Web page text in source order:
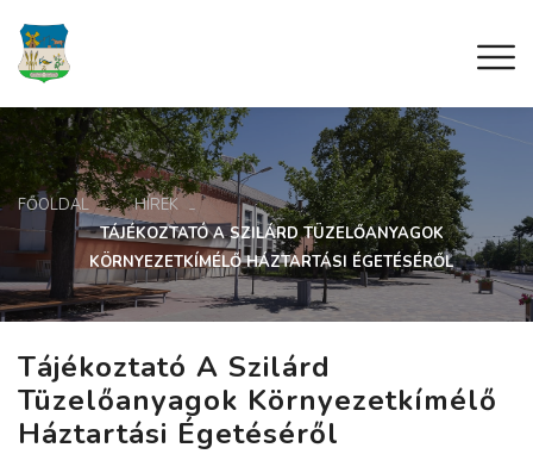
FŐOLDAL
HÍREK
TÁJÉKOZTATÓ A SZILÁRD TÜZELŐANYAGOK
KÖRNYEZETKÍMÉLŐ HÁZTARTÁSI ÉGETÉSÉRŐL
Tájékoztató A Szilárd
Tüzelőanyagok Környezetkímélő
Háztartási Égetéséről